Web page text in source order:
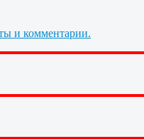
и комментарии.